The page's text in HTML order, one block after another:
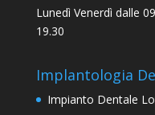
Lunedì Venerdì dalle
19.30
Implantologia
Impianto Dentale